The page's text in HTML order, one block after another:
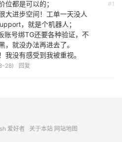
#1
位都是可以的；
大进步空间！工单一天没人
，就是个机器人；
账号绑TG还要各种验证，不
，就没办法再进去了。
我没有感受到我被重视。
28) 回复
爱好者 关于本站 网站地图